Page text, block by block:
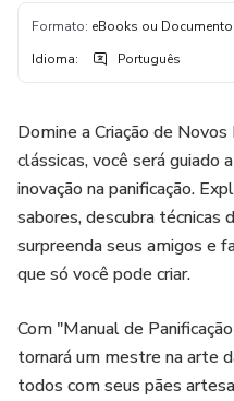
Formato: eBooks ou
Idioma: Português
Domine a Criação de
clássicas, você será guiado
inovação na panificação.
sabores, descubra técnicas
surpreenda seus amigos e
que só você pode criar.
Com "Manual de
tornará um mestre na arte
todos com seus pães